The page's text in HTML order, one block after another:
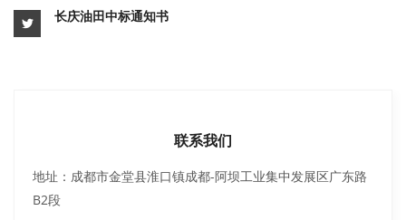
长庆油田中标通知书
联系我们
地址：成都市金堂县淮口镇成都-阿坝工业集中发展区广东路
B2段